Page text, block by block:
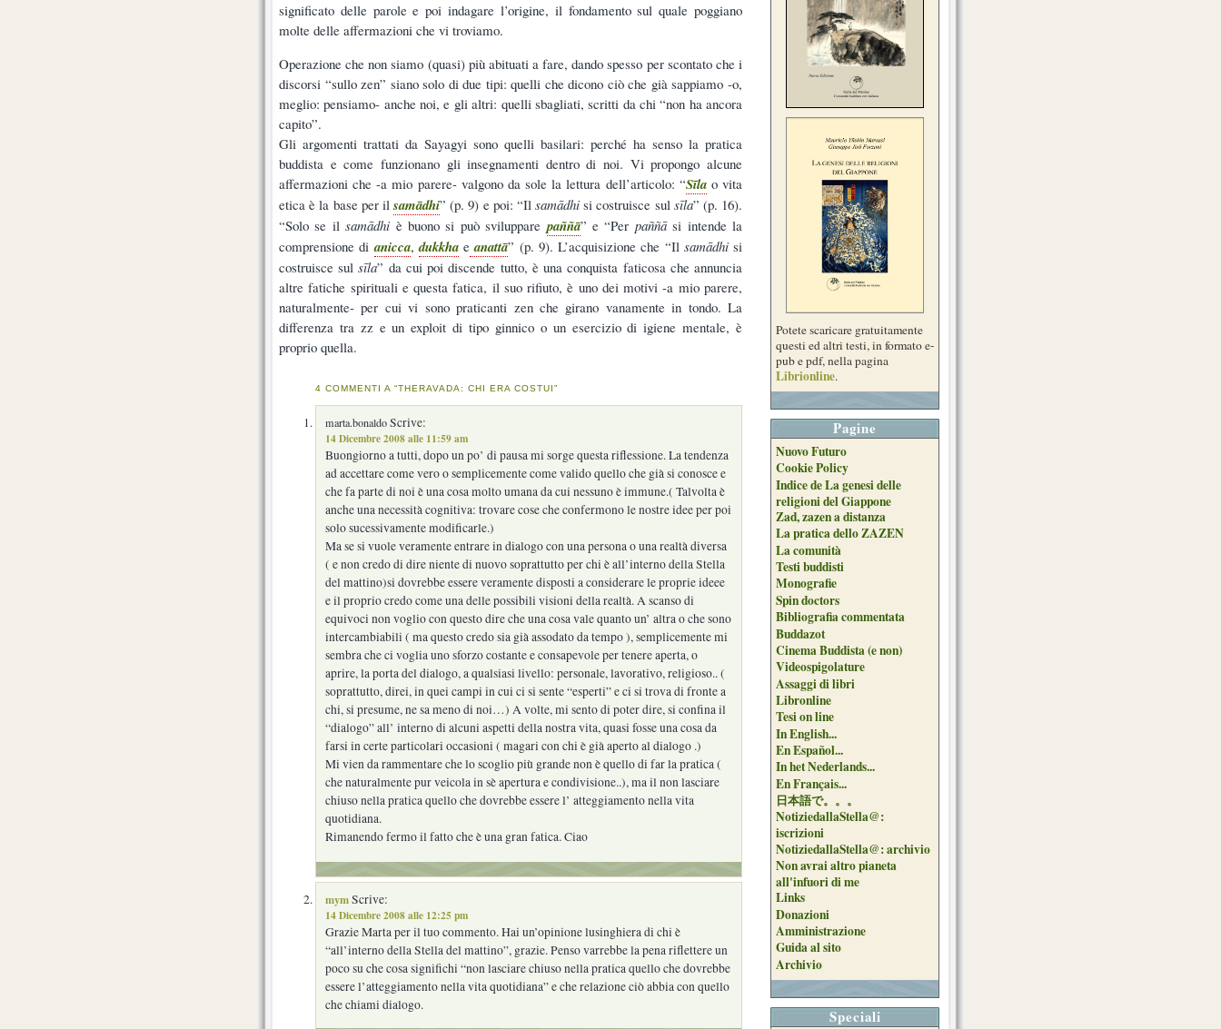
significato delle parole e poi indagare l’origine, il fondamento sul quale poggiano
molte delle affermazioni che vi troviamo.
Operazione che non siamo (quasi) più abituati a fare, dando spesso per scontato che i
discorsi “sullo zen” siano solo di due tipi: quelli che dicono ciò che già sappiamo -o,
meglio: pensiamo- anche noi, e gli altri: quelli sbagliati, scritti da chi “non ha ancora
capito”.
Gli argomenti trattati da Sayagyi sono quelli basilari: perché ha senso la pratica
buddista e come funzionano gli insegnamenti dentro di noi. Vi propongo alcune
affermazioni che -a mio parere- valgono da sole la lettura dell’articolo: “Sīlao vita
etica è la base per il samādhi” (p. 9) e poi: “Ilsamādhi si costruisce sul sīla” (p. 16).
“Solo se ilsamādhi è buono si può sviluppare paññā” e “Per paññāsi intende la
comprensione dianicca,dukkhae anattā” (p. 9). L’acquisizione che “Il samādhisi
costruisce sulsīla” da cui poi discende tutto, è una conquista faticosa che annuncia
altre fatiche spirituali e questa fatica, il suo rifiuto, è uno dei motivi -a mio parere,
naturalmente- per cui vi sono praticanti zen che girano vanamente in tondo. La
differenza tra zz e un exploit di tipo ginnico o un esercizio di igiene mentale, è
proprio quella.
4 COMMENTI A “THERAVADA: CHI ERA COSTUI”
marta.bonaldoScrive:
14 Dicembre 2008 alle 11:59 am
Buongiorno a tutti, dopo un po’ di pausa mi sorge questa riflessione. La tendenza
ad accettare come vero o semplicemente come valido quello che già si conosce e
che fa parte di noi è una cosa molto umana da cui nessuno è immune.( Talvolta è
anche una necessità cognitiva: trovare cose che confermono le nostre idee per poi
solo sucessivamente modificarle.)
Ma se si vuole veramente entrare in dialogo con una persona o una realtà diversa
( e non credo di dire niente di nuovo soprattutto per chi è all’interno della Stella
del mattino)si dovrebbe essere veramente disposti a considerare le proprie ideee
e il proprio credo come una delle possibili visioni della realtà. A scanso di
equivoci non voglio con questo dire che una cosa vale quanto un’ altra o che sono
intercambiabili ( ma questo credo sia già assodato da tempo ), semplicemente mi
sembra che ci voglia uno sforzo costante e consapevole per tenere aperta, o
aprire, la porta del dialogo, a qualsiasi livello: personale, lavorativo, religioso.. (
soprattutto, direi, in quei campi in cui ci si sente “esperti” e ci si trova di fronte a
chi, si presume, ne sa meno di noi…) A volte, mi sento di poter dire, si confina il
“dialogo” all’ interno di alcuni aspetti della nostra vita, quasi fosse una cosa da
farsi in certe particolari occasioni ( magari con chi è già aperto al dialogo .)
Mi vien da rammentare che lo scoglio più grande non è quello di far la pratica (
che naturalmente pur veicola in sè apertura e condivisione..), ma il non lasciare
chiuso nella pratica quello che dovrebbe essere l’ atteggiamento nella vita
quotidiana.
Rimanendo fermo il fatto che è una gran fatica. Ciao
mymScrive:
14 Dicembre 2008 alle 12:25 pm
Grazie Marta per il tuo commento. Hai un’opinione lusinghiera di chi è
“all’interno della Stella del mattino”, grazie. Penso varrebbe la pena riflettere un
poco su che cosa significhi “non lasciare chiuso nella pratica quello che dovrebbe
essere l’atteggiamento nella vita quotidiana” e che relazione ciò abbia con quello
che chiami dialogo.
Potete scaricare gratuitamente
questi ed altri testi, in formato e-
pub e pdf, nella pagina
Librionline.
Pagine
Nuovo Futuro
Cookie Policy
Indice de La genesi delle
religioni del Giappone
Zad, zazen a distanza
La pratica dello ZAZEN
La comunità
Testi buddisti
Monografie
Spin doctors
Bibliografia commentata
Buddazot
Cinema Buddista (e non)
Videospigolature
Assaggi di libri
Libronline
Tesi on line
In English...
En Español...
In het Nederlands...
En Français...
日本語で。。。
NotiziedallaStella@:
iscrizioni
NotiziedallaStella@: archivio
Non avrai altro pianeta
all'infuori di me
Links
Donazioni
Amministrazione
Guida al sito
Archivio
Speciali